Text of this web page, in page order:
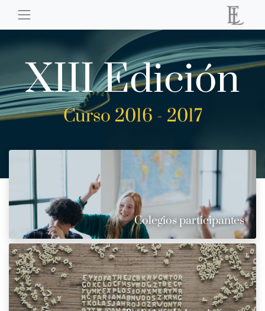
XIII Edición
Curso 2016 - 2017
Colegios participantes